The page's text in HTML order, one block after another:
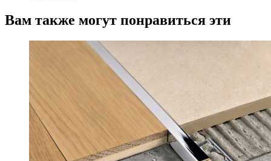
Вам также могут понравиться эти